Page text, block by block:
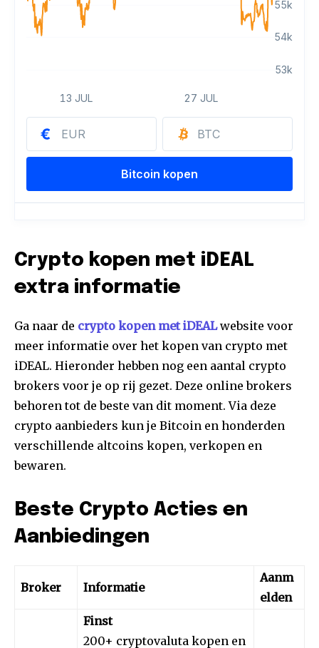
Crypto kopen met iDEAL
extra informatie
Ga naar de crypto kopen met iDEALwebsite voor
meer informatie over het kopen van crypto met
iDEAL. Hieronder hebben nog een aantal crypto
brokers voor je op rij gezet. Deze online brokers
behoren tot de beste van dit moment. Via deze
crypto aanbieders kun je Bitcoin en honderden
verschillende altcoins kopen, verkopen en
bewaren.
Beste Crypto Acties en
Aanbiedingen
Broker Informatie
Aanm
elden
Finst
200+ cryptovaluta kopen en